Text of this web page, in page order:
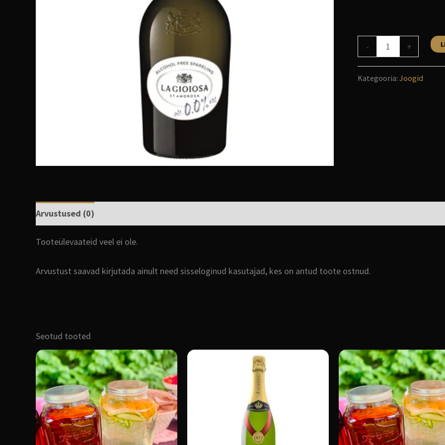
- +
Kategooria: Joogid
Arvustused (0)
Tooteülevaateid veel ei ole.
Arvustust saavad kirjutada ainult need sisseloginud kasutajad, kes on antud toote ostnud.
Seotud tooted